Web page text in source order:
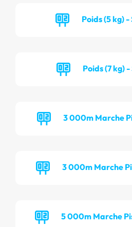
Poids (5 kg)
Poids (7 kg)
3 000m Marche
3 000m Marche
5 000m Marche